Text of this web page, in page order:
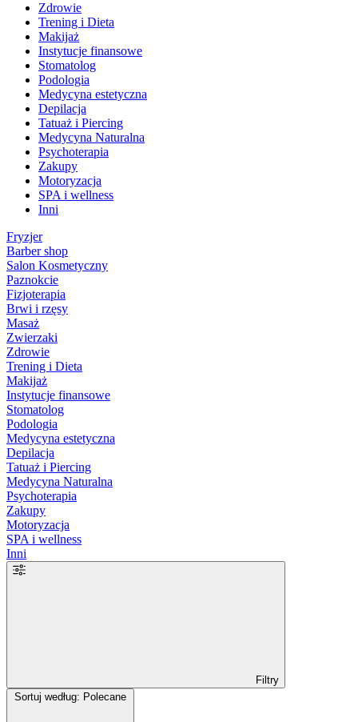
Zdrowie
Trening i Dieta
Makijaż
Instytucje finansowe
Stomatolog
Podologia
Medycyna estetyczna
Depilacja
Tatuaż i Piercing
Medycyna Naturalna
Psychoterapia
Zakupy
Motoryzacja
SPA i wellness
Inni
Fryzjer
Barber shop
Salon Kosmetyczny
Paznokcie
Fizjoterapia
Brwi i rzęsy
Masaż
Zwierzaki
Zdrowie
Trening i Dieta
Makijaż
Instytucje finansowe
Stomatolog
Podologia
Medycyna estetyczna
Depilacja
Tatuaż i Piercing
Medycyna Naturalna
Psychoterapia
Zakupy
Motoryzacja
SPA i wellness
Inni
Filtry